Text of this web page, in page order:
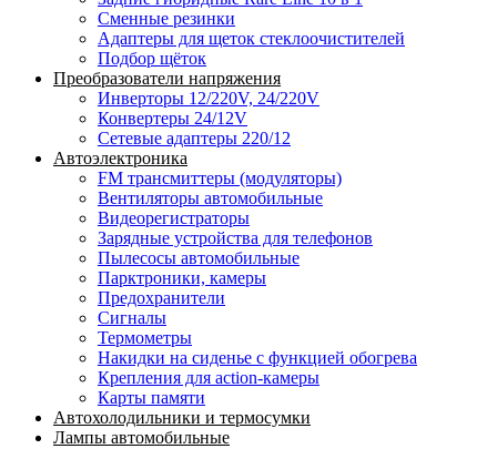
Сменные резинки
Адаптеры для щеток стеклоочистителей
Подбор щёток
Преобразователи напряжения
Инверторы 12/220V, 24/220V
Конвертеры 24/12V
Сетевые адаптеры 220/12
Автоэлектроника
FM трансмиттеры (модуляторы)
Вентиляторы автомобильные
Видеорегистраторы
Зарядные устройства для телефонов
Пылесосы автомобильные
Парктроники, камеры
Предохранители
Сигналы
Термометры
Накидки на сиденье с функцией обогрева
Крепления для action-камеры
Карты памяти
Автохолодильники и термосумки
Лампы автомобильные